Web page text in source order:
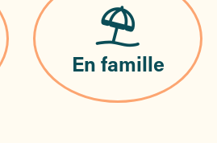
En famille